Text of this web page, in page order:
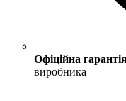
Офіційна
виробника